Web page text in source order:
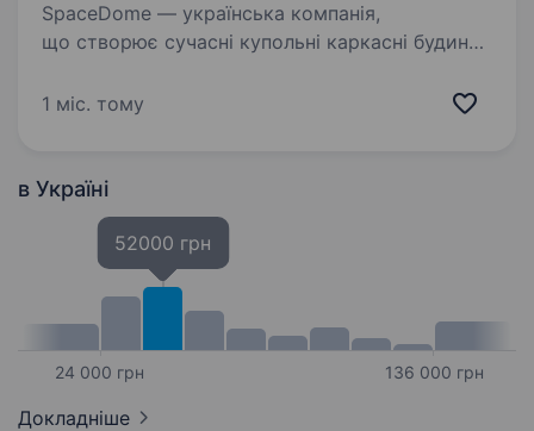
SpaceDome — українська компанія,
що створює сучасні купольні каркасні будинки
бізнесу. Наші будинки поєднують інноваційну
1 міс. тому
в Україні
24 000 грн
52000 грн
136 000 грн
Докладніше